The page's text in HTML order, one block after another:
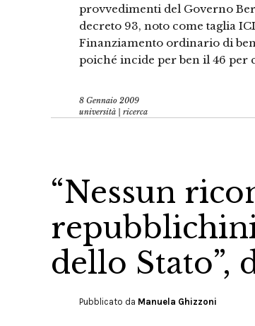
provvedimenti del Governo
decreto 93, noto come taglia
Finanziamento ordinario di
poiché incide per ben il 46 per
8 Gennaio 2009
università | ricerca
“Nessun
dello Stato”,
Pubblicato da Manuela Ghizzoni